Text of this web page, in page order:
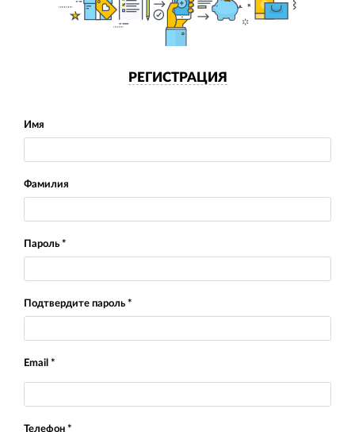
РЕГИСТРАЦИЯ
Имя
Фамилия
Пароль *
Подтвердите пароль *
Email *
Телефон *